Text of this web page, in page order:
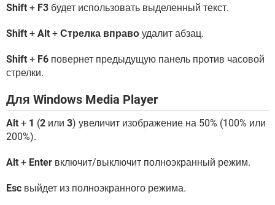
Shift + F3 будет использовать выделенный текст.
Shift + Alt + Стрелка вправо удалит абзац.
Shift + F6 повернет предыдущую панель против часовой
стрелки.
Для Windows Media Player
Alt + 1 (2 или 3) увеличит изображение на 50% (100% или
200%).
Alt + Enter включит/выключит полноэкранный режим.
Esc выйдет из полноэкранного режима.